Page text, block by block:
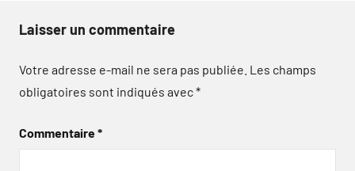
Laisser un commentaire
Votre adresse e-mail ne sera pas publiée. Les champs
obligatoires sont indiqués avec*
Commentaire*